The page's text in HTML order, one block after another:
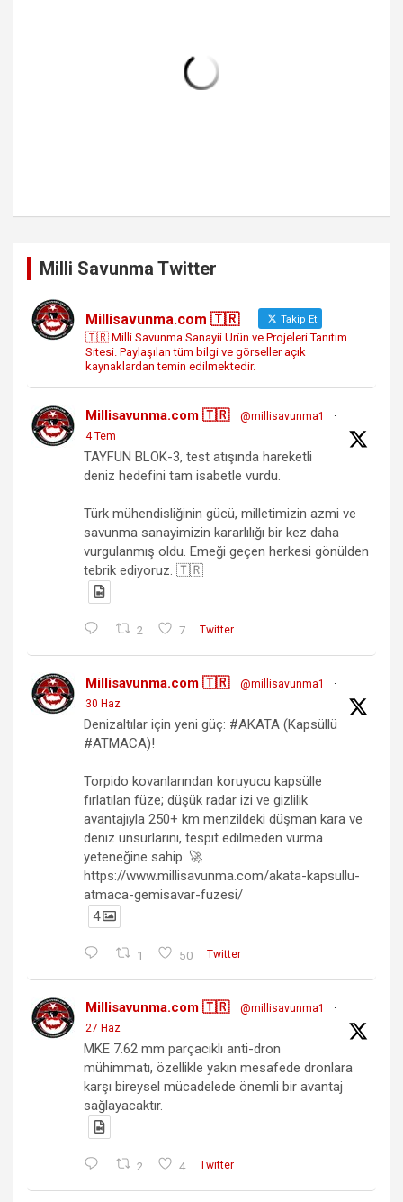
Milli Savunma Twitter
Millisavunma.com 🇹🇷 Takip Et
🇹🇷 Milli Savunma Sanayii Ürün ve Projeleri Tanıtım
Sitesi. Paylaşılan tüm bilgi ve görseller açık
kaynaklardan temin edilmektedir.
Millisavunma.com 🇹🇷 @millisavunma1
·
4 Tem
TAYFUN BLOK-3, test atışında hareketli
deniz hedefini tam isabetle vurdu.
Türk mühendisliğinin gücü, milletimizin azmi ve
savunma sanayimizin kararlılığı bir kez daha
vurgulanmış oldu. Emeği geçen herkesi gönülden
tebrik ediyoruz. 🇹🇷
2 7 Twitter
Millisavunma.com 🇹🇷 @millisavunma1
·
30 Haz
Denizaltılar için yeni güç: #AKATA (Kapsüllü
#ATMACA)!
Torpido kovanlarından koruyucu kapsülle
fırlatılan füze; düşük radar izi ve gizlilik
avantajıyla 250+ km menzildeki düşman kara ve
deniz unsurlarını, tespit edilmeden vurma
yeteneğine sahip. 🚀
https://www.millisavunma.com/akata-kapsullu-
atmaca-gemisavar-fuzesi/
4
1 50 Twitter
Millisavunma.com 🇹🇷 @millisavunma1
·
27 Haz
MKE 7.62 mm parçacıklı anti-dron
mühimmatı, özellikle yakın mesafede dronlara
karşı bireysel mücadelede önemli bir avantaj
sağlayacaktır.
2 4 Twitter